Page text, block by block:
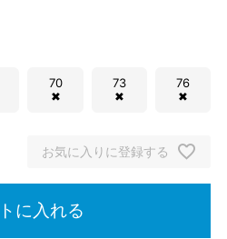
70
✖
73
✖
76
✖
お気に入りに登録する
に入れる